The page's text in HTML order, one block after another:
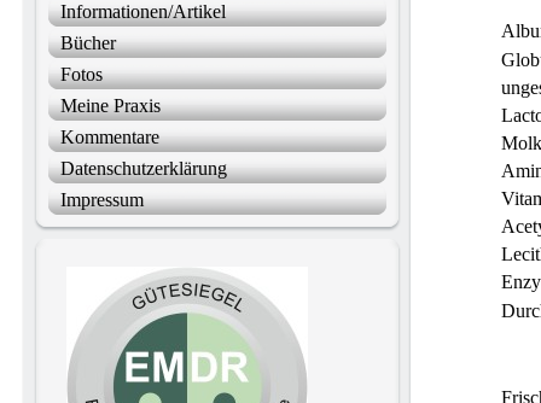
Informationen/Artikel
Bücher
Fotos
Meine Praxis
Kommentare
Datenschutzerklärung
Impressum